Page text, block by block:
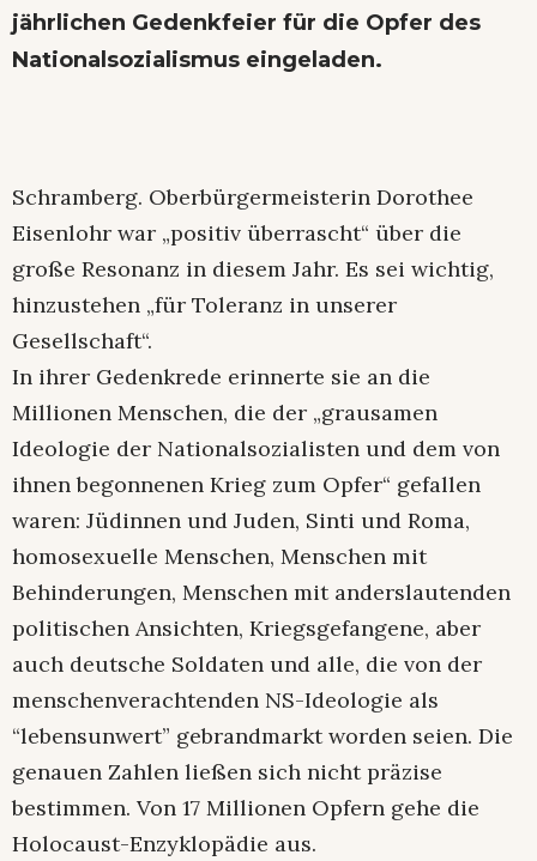
jährlichen Gedenkfeier für die Opfer des
Nationalsozialismus eingeladen.
Schramberg. Oberbürgermeisterin Dorothee
Eisenlohr war „positiv überrascht“ über die
große Resonanz in diesem Jahr. Es sei wichtig,
hinzustehen „für Toleranz in unserer
Gesellschaft“.
In ihrer Gedenkrede erinnerte sie an die
Millionen Menschen, die der „grausamen
Ideologie der Nationalsozialisten und dem von
ihnen begonnenen Krieg zum Opfer“ gefallen
waren: Jüdinnen und Juden, Sinti und Roma,
homosexuelle Menschen, Menschen mit
Behinderungen, Menschen mit anderslautenden
politischen Ansichten, Kriegsgefangene, aber
auch deutsche Soldaten und alle, die von der
menschenverachtenden NS-Ideologie als
“lebensunwert” gebrandmarkt worden seien. Die
genauen Zahlen ließen sich nicht präzise
bestimmen. Von 17 Millionen Opfern gehe die
Holocaust-Enzyklopädie aus.